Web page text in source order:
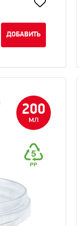
ДОБАВИТЬ
200
мл